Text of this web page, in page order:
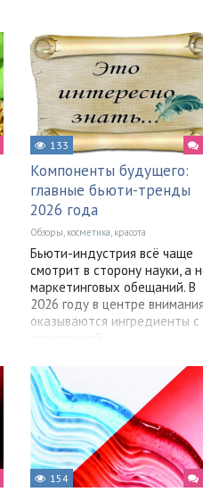
133
Компоненты будущего:
главные бьюти-тренды
2026 года
Обзоры, косметика, красота
Бьюти-индустрия всё чаще
смотрит в сторону науки, а
маркетинговых обещаний. В
2026 году в центре внимания
оказываются ингредиенты с
154